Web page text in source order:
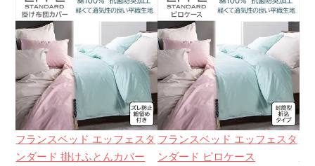
フランスベッド エッフェスタ
ンダード 掛けふとんカバー
フランスベッド エッフェスタ
ンダード ピロケース